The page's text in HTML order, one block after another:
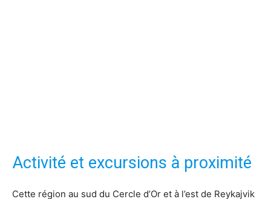
Activité et excursions à proximité
Cette région au sud du Cercle d’Or et à l’est de Reykajvik